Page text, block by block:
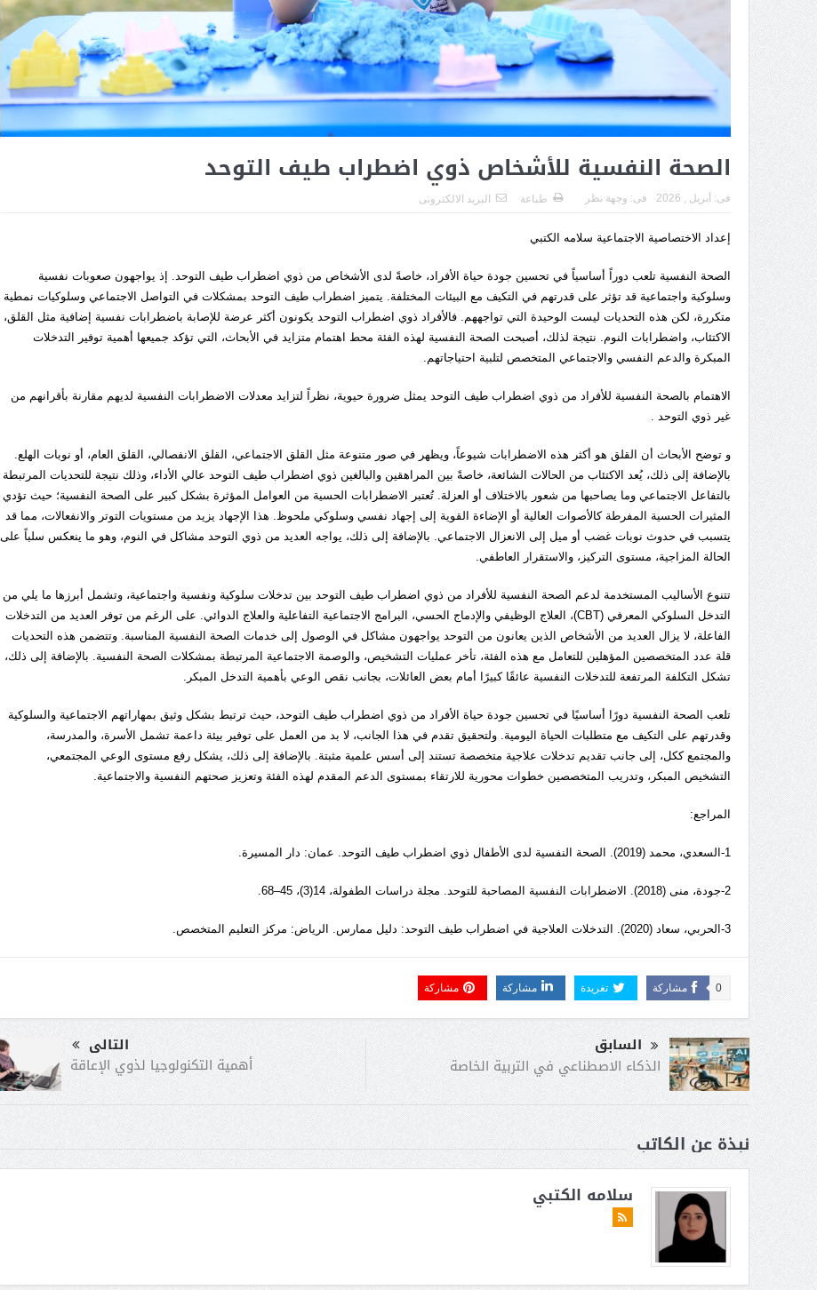
الصحة النفسية للأشخاص ذوي اضطراب طيف التوحد
فى: أبريل , 2026 فى: وجهة نظر طباعة البريد الالكترونى
إعداد الاختصاصية الاجتماعية سلامه الكتبي
الصحة النفسية تلعب دوراً أساسياً في تحسين جودة حياة الأفراد، خاصةً لدى الأشخاص من ذوي اضطراب طيف التوحد. إذ يواجهون صعوبات نفسية
وسلوكية واجتماعية قد تؤثر على قدرتهم في التكيف مع البيئات المختلفة. يتميز اضطراب طيف التوحد بمشكلات في التواصل الاجتماعي وسلوكيات نمطية
متكررة، لكن هذه التحديات ليست الوحيدة التي تواجههم. فالأفراد ذوي اضطراب التوحد يكونون أكثر عرضة للإصابة باضطرابات نفسية إضافية مثل القلق،
الاكتئاب، واضطرابات النوم. نتيجة لذلك، أصبحت الصحة النفسية لهذه الفئة محط اهتمام متزايد في الأبحاث، التي تؤكد جميعها أهمية توفير التدخلات
المبكرة والدعم النفسي والاجتماعي المتخصص لتلبية احتياجاتهم.
الاهتمام بالصحة النفسية للأفراد من ذوي اضطراب طيف التوحد يمثل ضرورة حيوية، نظراً لتزايد معدلات الاضطرابات النفسية لديهم مقارنة بأقرانهم من
غير ذوي التوحد .
و توضح الأبحاث أن القلق هو أكثر هذه الاضطرابات شيوعاً، ويظهر في صور متنوعة مثل القلق الاجتماعي، القلق الانفصالي، القلق العام، أو نوبات الهلع.
بالإضافة إلى ذلك، يُعد الاكتئاب من الحالات الشائعة، خاصةً بين المراهقين والبالغين ذوي اضطراب طيف التوحد عالي الأداء، وذلك نتيجة للتحديات المرتبطة
بالتفاعل الاجتماعي وما يصاحبها من شعور بالاختلاف أو العزلة. تُعتبر الاضطرابات الحسية من العوامل المؤثرة بشكل كبير على الصحة النفسية؛ حيث تؤدي
المثيرات الحسية المفرطة كالأصوات العالية أو الإضاءة القوية إلى إجهاد نفسي وسلوكي ملحوظ. هذا الإجهاد يزيد من مستويات التوتر والانفعالات، مما قد
يتسبب في حدوث نوبات غضب أو ميل إلى الانعزال الاجتماعي. بالإضافة إلى ذلك، يواجه العديد من ذوي التوحد مشاكل في النوم، وهو ما ينعكس سلباً على
الحالة المزاجية، مستوى التركيز، والاستقرار العاطفي.
تتنوع الأساليب المستخدمة لدعم الصحة النفسية للأفراد من ذوي اضطراب طيف التوحد بين تدخلات سلوكية ونفسية واجتماعية، وتشمل أبرزها ما يلي من
التدخل السلوكي المعرفي (CBT)، العلاج الوظيفي والإدماج الحسي، البرامج الاجتماعية التفاعلية والعلاج الدوائي. على الرغم من توفر العديد من التدخلات
الفاعلة، لا يزال العديد من الأشخاص الذين يعانون من التوحد يواجهون مشاكل في الوصول إلى خدمات الصحة النفسية المناسبة. وتتضمن هذه التحديات
قلة عدد المتخصصين المؤهلين للتعامل مع هذه الفئة، تأخر عمليات التشخيص، والوصمة الاجتماعية المرتبطة بمشكلات الصحة النفسية. بالإضافة إلى ذلك،
تشكل التكلفة المرتفعة للتدخلات النفسية عائقًا كبيرًا أمام بعض العائلات، بجانب نقص الوعي بأهمية التدخل المبكر.
تلعب الصحة النفسية دورًا أساسيًا في تحسين جودة حياة الأفراد من ذوي اضطراب طيف التوحد، حيث ترتبط بشكل وثيق بمهاراتهم الاجتماعية والسلوكية
وقدرتهم على التكيف مع متطلبات الحياة اليومية. ولتحقيق تقدم في هذا الجانب، لا بد من العمل على توفير بيئة داعمة تشمل الأسرة، والمدرسة،
والمجتمع ككل، إلى جانب تقديم تدخلات علاجية متخصصة تستند إلى أسس علمية مثبتة. بالإضافة إلى ذلك، يشكل رفع مستوى الوعي المجتمعي،
التشخيص المبكر، وتدريب المتخصصين خطوات محورية للارتقاء بمستوى الدعم المقدم لهذه الفئة وتعزيز صحتهم النفسية والاجتماعية.
المراجع:
1-السعدي، محمد (2019). الصحة النفسية لدى الأطفال ذوي اضطراب طيف التوحد. عمان: دار المسيرة.
2-جودة، منى (2018). الاضطرابات النفسية المصاحبة للتوحد. مجلة دراسات الطفولة، 14(3)، 45–68.
3-الحربي، سعاد (2020). التدخلات العلاجية في اضطراب طيف التوحد: دليل ممارس. الرياض: مركز التعليم المتخصص.
مشاركة 0 تغريدة مشاركة مشاركة
السابق
الذكاء الاصطناعي في التربية الخاصة
التالى
أهمية التكنولوجيا لذوي الإعاقة
نبذة عن الكاتب
سلامه الكتبي